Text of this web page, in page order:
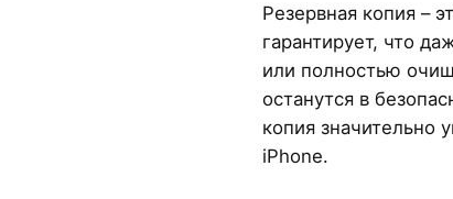
Резервная копия –
гарантирует, что
или полностью
останутся в
копия значительно
iPhone.